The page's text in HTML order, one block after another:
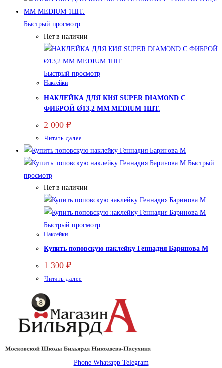
Быстрый просмотр
Нет в наличии
Быстрый просмотр
Наклейки
НАКЛЕЙКА ДЛЯ КИЯ SUPER DIAMOND С
ФИБРОЙ Ø13,2 ММ MEDIUM 1ШТ.
2 000 ₽
Читать далее
Быстрый
просмотр
Нет в наличии
Быстрый просмотр
Наклейки
Купить поповскую наклейку Геннадия Баринова М
1 300 ₽
Читать далее
Phone Whatsapp Telegram